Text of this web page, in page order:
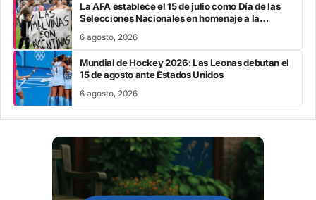
La AFA establece el 15 de julio como Día de las
Selecciones Nacionales en homenaje a la
6 agosto, 2026
Mundial de Hockey 2026: Las Leonas debutan el
15 de agosto ante Estados Unidos
6 agosto, 2026